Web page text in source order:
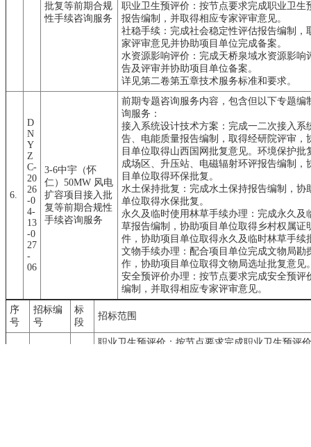
批复等前期合规
性手续咨询服务
职业卫生预评价：按节点要求完成职业卫生
报告编制，并取得相应专家评审意见。
社稳手续：完成社会稳定性评估报告编制，
家评审意见并协助项目单位完成备案。
水资源影响评价：完成天桥泉域水资源影响
告及评审并协助项目单位备案。
详见第二卷第五章技术服务标准和要求。
6.
D
N
Y
Z
C-
20
26
-0
4-
13
-0
27
-
06
3-6中宇（怀
仁）50MW 风电
扩容项目接入批
复等前期合规性
手续咨询服务
前期专题咨询服务内容，包含但以下专题编
询服务：
接入系统设计技术方案：完成一二次接入系
告、电能质量报告编制，取得经研院评审，
目单位取得山西国网批复意见。环境保护批
成场区、升压站、电磁辐射环评报告编制，
目单位取得环保批复。
水土保持批复：完成水土保持报告编制，协
单位取得水保批复。
永久及临时使用林草手续办理：完成永久及
草报告编制，协助项目单位取得乡村权属证
件，协助项目单位取得永久及临时林草手续
文物手续办理：配合项目单位完成文物局勘
作，协助项目单位取得文物局选址批复意见
安全预评价办理：按节点要求完成安全预评
编制，并取得相应专家评审意见。
序
号
招标编
号
标
段
招标范围
职业卫生预评价：按节点要求完成职业卫生预评